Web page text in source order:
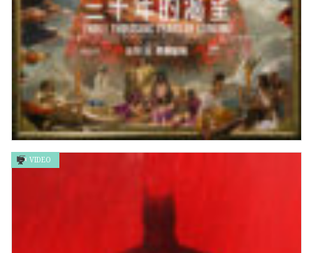
三千年的渴望 Three Thousand Years of Longing
VIDEO